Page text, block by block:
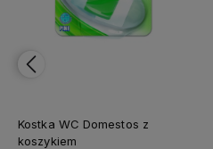
Kostka WC Domestos z
koszykiem